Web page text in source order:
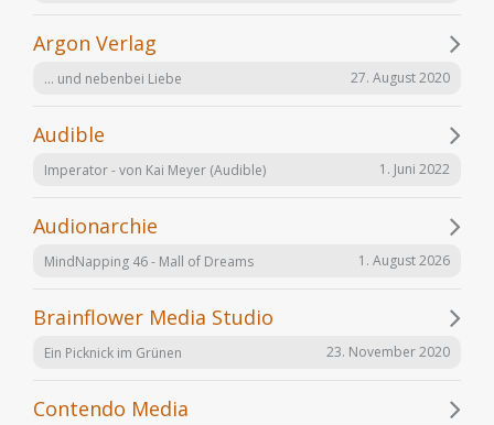
Argon Verlag
... und nebenbei Liebe 27. August 2020
Audible
Imperator - von Kai Meyer (Audible) 1. Juni 2022
Audionarchie
MindNapping 46 - Mall of Dreams 1. August 2026
Brainflower Media Studio
Ein Picknick im Grünen 23. November 2020
Contendo Media